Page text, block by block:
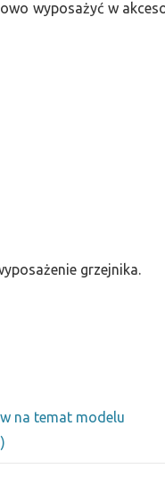
wyposażyć w
grzejnika.
na temat modelu